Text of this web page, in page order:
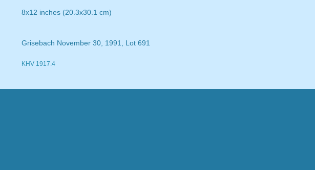
8x12 inches (20.3x30.1 cm)
Grisebach November 30, 1991, Lot 691
KHV 1917.4